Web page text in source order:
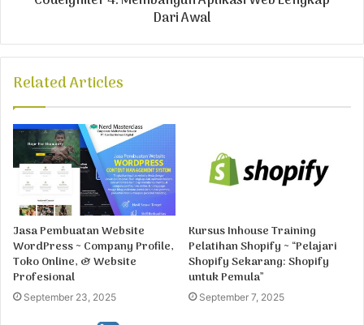
Dari Awal
Related Articles
Jasa Pembuatan Website
WordPress ~ Company Profile,
Toko Online, & Website
Profesional
September 23, 2025
Kursus Inhouse Training
Pelatihan Shopify ~ “Pelajari
Shopify Sekarang: Shopify
untuk Pemula”
September 7, 2025